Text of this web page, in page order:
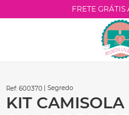
FRETE
: 600370 | Segredo
KIT